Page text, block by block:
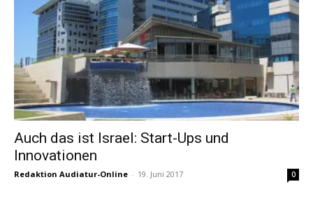
Auch das ist Israel: Start-Ups und
Innovationen
Redaktion Audiatur-Online - 19. Juni 2017 0